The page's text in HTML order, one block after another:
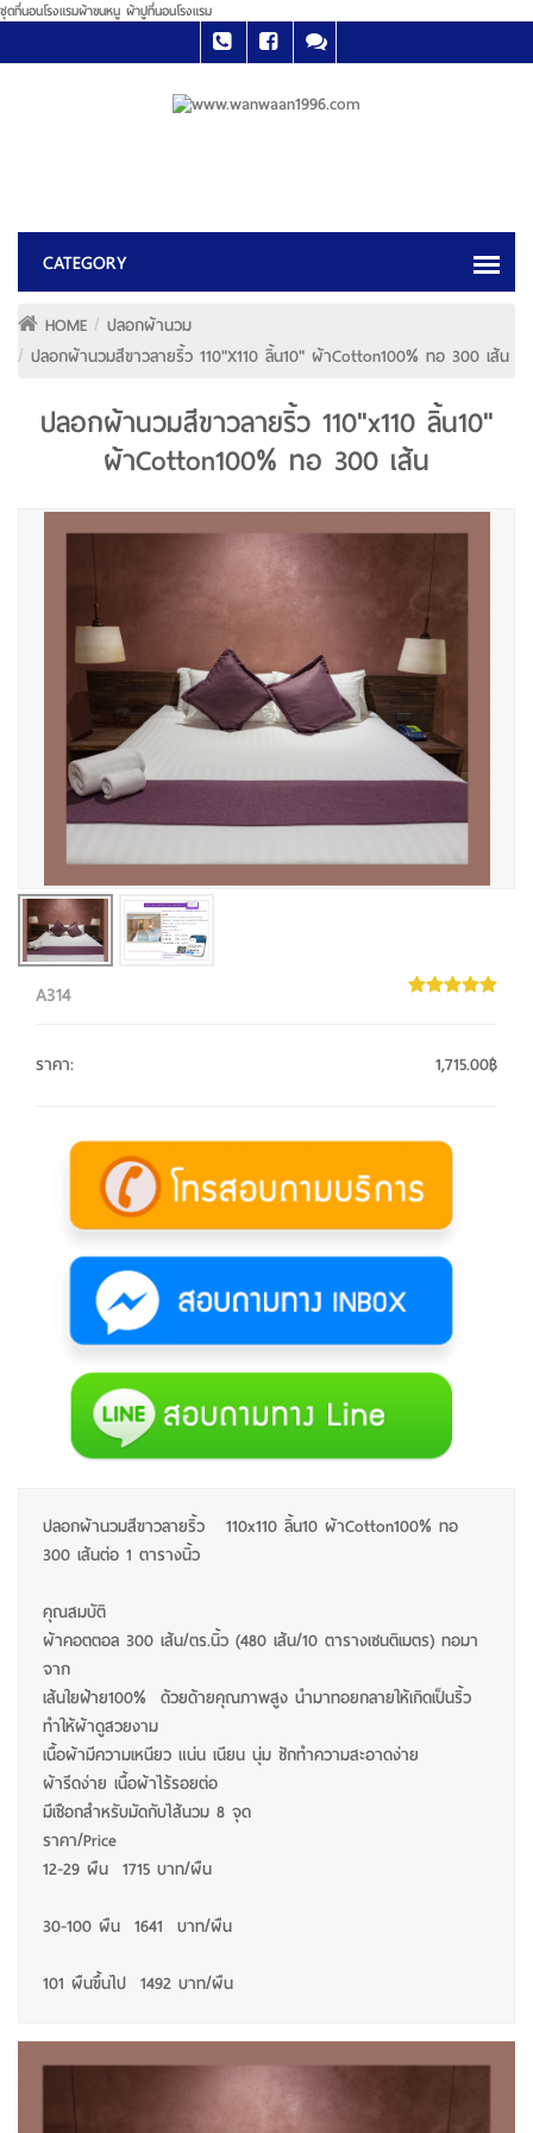
ชุดที่นอนโรงแรมผ้าขนหนู ผ้าปูที่นอนโรงแรม
HOME
ปลอกผ้านวม
ปลอกผ้านวมสีขาวลายริ้ว 110"x110 ลิ้น10" ผ้าCotton100% ทอ 300 เส้น
ปลอกผ้านวมสีขาวลายริ้ว 110"x110 ลิ้น10"
ผ้าCotton100% ทอ 300 เส้น
A314
ราคา: 1,715.00฿
ปลอกผ้านวมสีขาวลายริ้ว 110x110 ลิ้น10 ผ้าCotton100% ทอ
300 เส้นต่อ 1 ตารางนิ้ว
คุณสมบัติ
ผ้าคอตตอล 300 เส้น/ตร.นิ้ว (480 เส้น/10 ตารางเซนติเมตร) ทอมา
จาก
เส้นใยฝ้าย100% ด้วยด้ายคุณภาพสูง นำมาทอยกลายให้เกิดเป็นริ้ว
ทำให้ผ้าดูสวยงาม
เนื้อผ้ามีความเหนียว แน่น เนียน นุ่ม ซักทำความสะอาดง่าย
ผ้ารีดง่าย เนื้อผ้าไร้รอยต่อ
มีเชือกสำหรับมัดกับไส้นวม 8 จุด
ราคา/Price
12-29 ผืน 1715 บาท/ผืน
30-100 ผืน 1641 บาท/ผืน
101 ผืนขึ้นไป 1492 บาท/ผืน